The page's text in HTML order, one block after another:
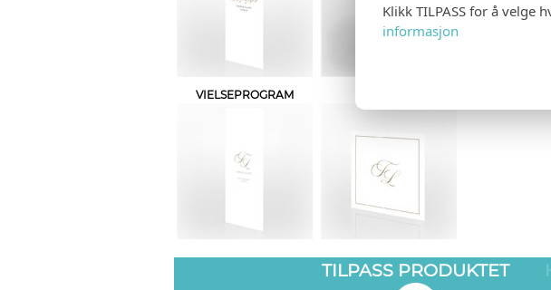
VIELSEPROGRAM
TILPASS PRODUKTET
Klikk TILPASS for å velge
informasjon